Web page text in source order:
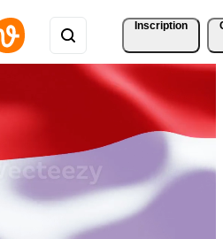
Inscription